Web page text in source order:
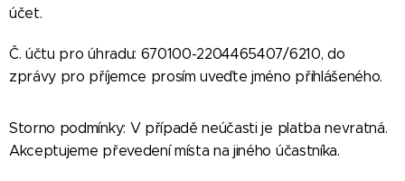
účet.
Č. účtu pro úhradu: 670100-2204465407/6210, do
zprávy pro příjemce prosím uveďte jméno přihlášeného.
Storno podmínky: V případě neúčasti je platba nevratná.
Akceptujeme převedení místa na jiného účastníka.